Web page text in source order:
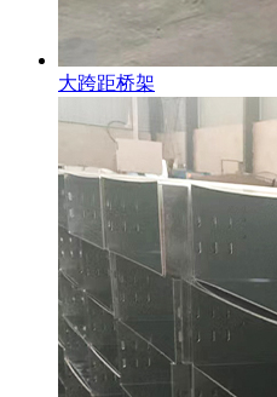
大跨距桥架